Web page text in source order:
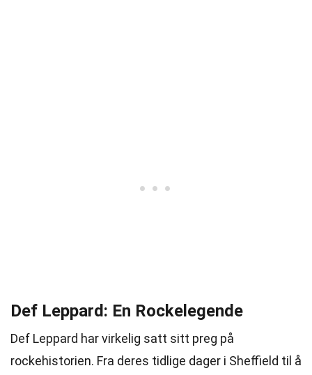
Def Leppard: En Rockelegende
Def Leppard har virkelig satt sitt preg på
rockehistorien. Fra deres tidlige dager i Sheffield til å